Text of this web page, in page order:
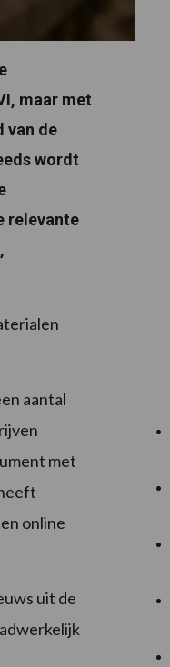
maar met
van de
wordt
relevante
aantal
met
online
uit de